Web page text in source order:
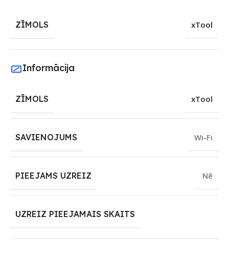
ZĪMOLS xTool
Informācija
ZĪMOLS xTool
SAVIENOJUMS Wi-Fi
PIEEJAMS UZREIZ Nē
UZREIZ PIEEJAMAIS SKAITS